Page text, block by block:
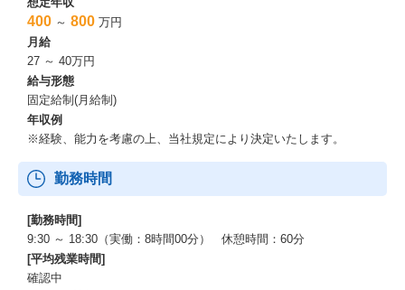
400 ～ 800 万円
月給
27 ～ 40万円
給与形態
固定給制(月給制)
年収例
※経験、能力を考慮の上、当社規定により決定いたします。
勤務時間
[勤務時間]
9:30 ～ 18:30（実働：8時間00分） 休憩時間：60分
[平均残業時間]
確認中